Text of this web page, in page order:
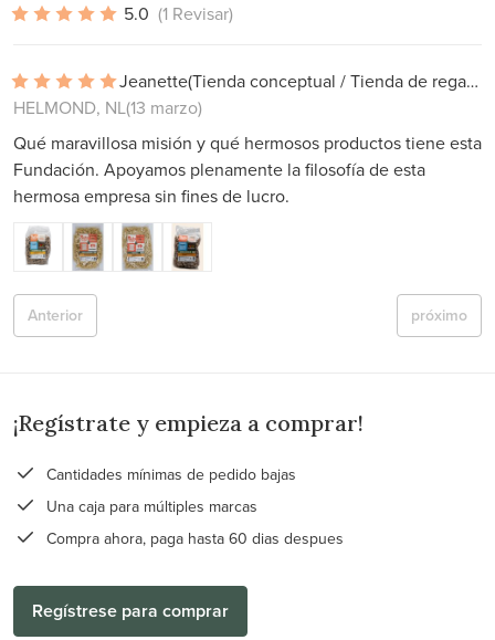
5.0 (1 Revisar)
Jeanette
(Tienda conceptual / Tienda de regalos)
HELMOND, NL(13 marzo)
Qué maravillosa misión y qué hermosos productos tiene esta
Fundación. Apoyamos plenamente la filosofía de esta
hermosa empresa sin fines de lucro.
próximo
Anterior
¡Regístrate y empieza a comprar!
Cantidades mínimas de pedido bajas
Una caja para múltiples marcas
Compra ahora, paga hasta 60 dias despues
Regístrese para comprar